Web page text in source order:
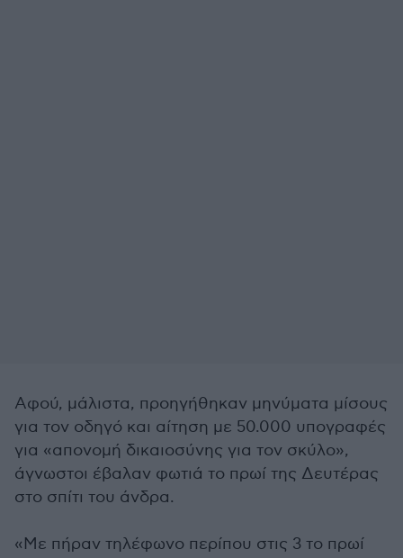
Αφού, μάλιστα, προηγήθηκαν μηνύματα μίσους
για τον οδηγό και αίτηση με 50.000 υπογραφές
για «απονομή δικαιοσύνης για τον σκύλο»,
άγνωστοι έβαλαν φωτιά το πρωί της Δευτέρας
στο σπίτι του άνδρα.
«Με πήραν τηλέφωνο περίπου στις 3 το πρωί